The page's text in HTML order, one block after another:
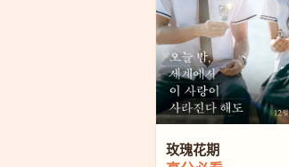
玫瑰花期